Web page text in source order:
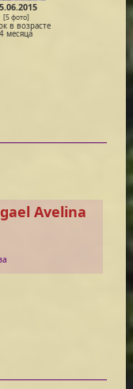
[5 фото]
в возрасте
4 месяца
Avelina